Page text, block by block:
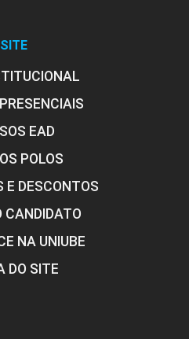
SITE
EAD
POLOS
E DESCONTOS
CANDIDATO
NA UNIUBE
DO SITE